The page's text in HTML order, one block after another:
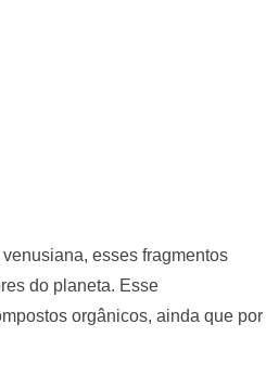
esses fragmentos
do planeta. Esse
orgânicos, ainda que por